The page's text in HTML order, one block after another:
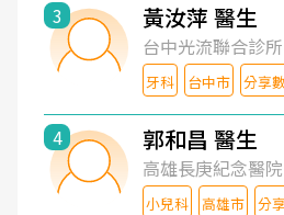
3 黃汝萍 醫生
台中光流聯合診所
牙科 台中市 分享
4 郭和昌 醫生
高雄長庚紀念醫院
小兒科 高雄市 分